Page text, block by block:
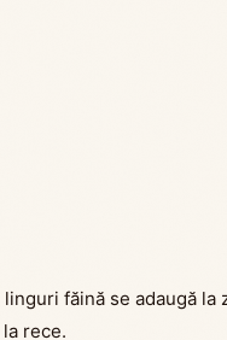
făină se adaugă la
rece.